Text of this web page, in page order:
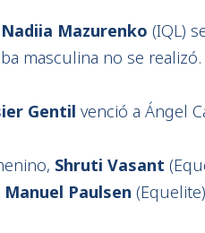
Nadiia Mazurenko (IQL)
masculina no se realizó.
Gentil venció a Ángel
Shruti Vasant
Manuel Paulsen